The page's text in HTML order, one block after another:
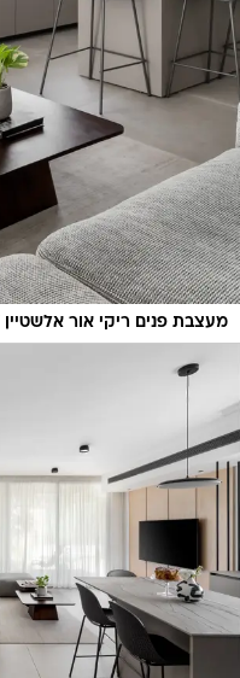
מעצבת פנים ריקי אור אלשטיין